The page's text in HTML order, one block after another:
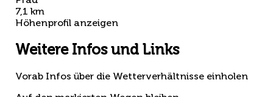
7,1 km
Höhenprofil anzeigen
Weitere Infos und Links
Vorab Infos über die Wetterverhältnisse einholen